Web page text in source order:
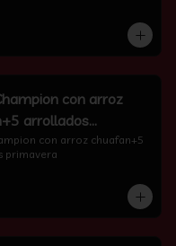
con arroz
arrollados
con arroz chuafan+5
primavera